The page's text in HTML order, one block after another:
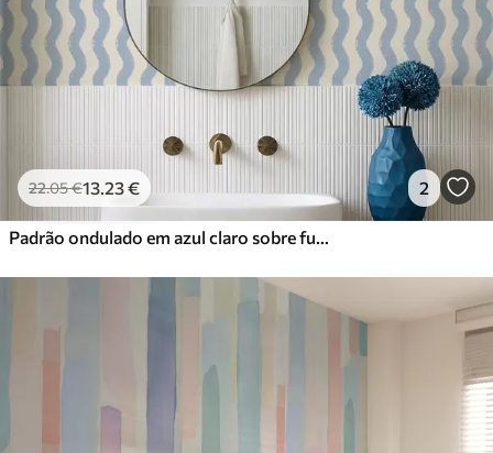
22.05€13.23€ 2
Padrão ondulado em azul claro sobre fundo claro